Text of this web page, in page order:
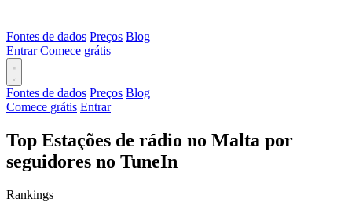
Fontes de dados Preços Blog
Entrar Comece grátis
Fontes de dados Preços Blog
Comece grátis Entrar
Top Estações de rádio no Malta por
seguidores no TuneIn
Rankings